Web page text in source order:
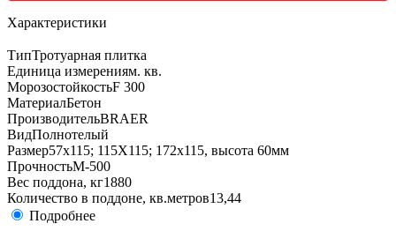
Характеристики
ТипТротуарная плитка
Единица измерениям. кв.
МорозостойкостьF 300
МатериалБетон
ПроизводительBRAER
ВидПолнотелый
Размер57х115; 115Х115; 172х115, высота 60мм
ПрочностьМ-500
Вес поддона, кг1880
Количество в поддоне, кв.метров13,44
Подробнее